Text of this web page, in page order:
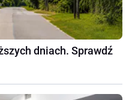
dniach. Sprawdź